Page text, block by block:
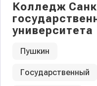
Колледж
университета
Пушкин
Государственный